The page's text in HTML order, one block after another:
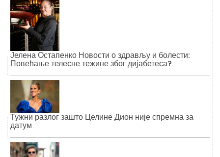
Јелена Остапенко Новости о здрављу и болести:
Повећање телесне тежине због дијабетеса?
Тужни разлог зашто Целине Дион није спремна за
датум